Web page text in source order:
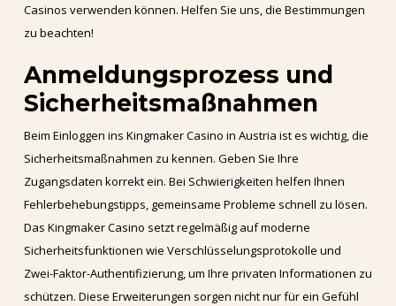
Casinos verwenden können. Helfen Sie uns, die Bestimmungen
zu beachten!
Anmeldungsprozess und
Sicherheitsmaßnahmen
Beim Einloggen ins Kingmaker Casino in Austria ist es wichtig, die
Sicherheitsmaßnahmen zu kennen. Geben Sie Ihre
Zugangsdaten korrekt ein. Bei Schwierigkeiten helfen Ihnen
Fehlerbehebungstipps, gemeinsame Probleme schnell zu lösen.
Das Kingmaker Casino setzt regelmäßig auf moderne
Sicherheitsfunktionen wie Verschlüsselungsprotokolle und
Zwei-Faktor-Authentifizierung, um Ihre privaten Informationen zu
schützen. Diese Erweiterungen sorgen nicht nur für ein Gefühl